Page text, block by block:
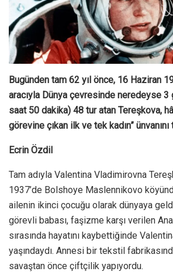
Bugünden tam 62 yıl önce, 16 Haziran
aracıyla Dünya çevresinde neredeyse 3
saat 50 dakika) 48 tur atan Tereşkova,
görevine çıkan ilk ve tek kadın” ünvanını
Ecrin Özdil
Tam adıyla Valentina Vladimirovna
1937’de Bolshoye Maslennikovo
ailenin ikinci çocuğu olarak dünyaya
görevli babası, faşizme karşı verilen
sırasında hayatını kaybettiğinde
yaşındaydı. Annesi bir tekstil
savaştan önce çiftçilik yapıyordu.